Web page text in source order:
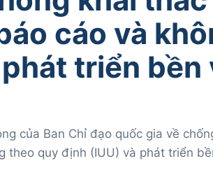
cáo và
triển
của Ban Chỉ đạo quốc gia về
theo quy định (IUU) và phát triển